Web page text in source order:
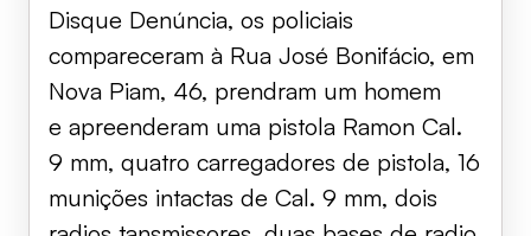
Disque Denúncia, os policiais
compareceram à Rua José Bonifácio, em
Nova Piam, 46, prendram um homem
e apreenderam uma pistola Ramon Cal.
9 mm, quatro carregadores de pistola, 16
munições intactas de Cal. 9 mm, dois